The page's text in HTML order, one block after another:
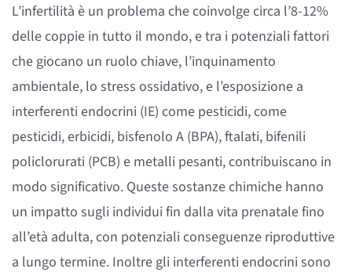
L’infertilità è un problema che coinvolge circa l’8-12%
delle coppie in tutto il mondo, e tra i potenziali fattori
che giocano un ruolo chiave, l’inquinamento
ambientale, lo stress ossidativo, e l’esposizione a
interferenti endocrini (IE) come pesticidi, come
pesticidi, erbicidi, bisfenolo A (BPA), ftalati, bifenili
policlorurati (PCB) e metalli pesanti, contribuiscano in
modo significativo. Queste sostanze chimiche hanno
un impatto sugli individui fin dalla vita prenatale fino
all’età adulta, con potenziali conseguenze riproduttive
a lungo termine. Inoltre gli interferenti endocrini sono